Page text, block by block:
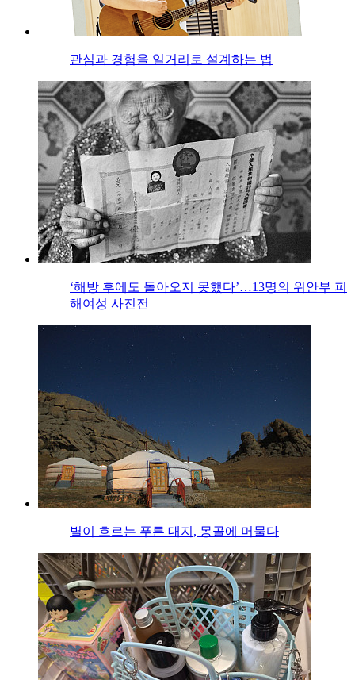
관심과 경험을 일거리로 설계하는 법
‘해방 후에도 돌아오지 못했다’…13명의 위안부 피
해여성 사진전
별이 흐르는 푸른 대지, 몽골에 머물다